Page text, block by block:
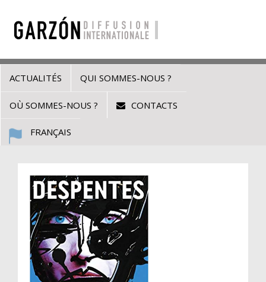
ACTUALITÉS QUI SOMMES-NOUS ?
OÙ SOMMES-NOUS ? CONTACTS
FRANÇAIS